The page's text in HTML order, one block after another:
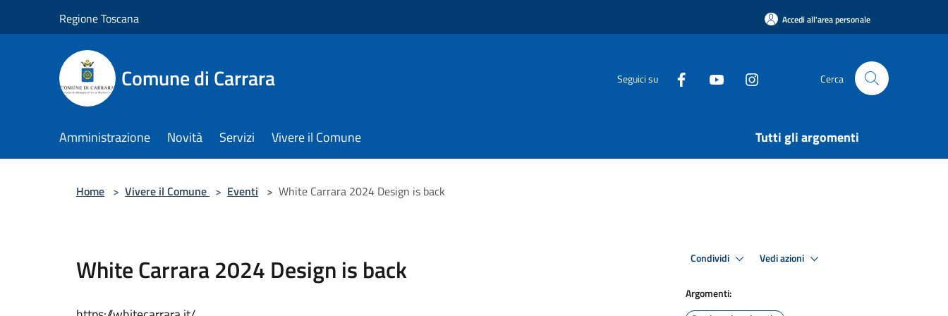
Regione Toscana Accedi all'area personale
Comune di Carrara Seguici su Cerca
Amministrazione Novità Servizi Vivere il Comune Tutti gli argomenti
Home > Vivere il Comune > Eventi > White Carrara 2024 Design is back
White Carrara 2024 Design is back Condividi Vedi azioni
Argomenti: